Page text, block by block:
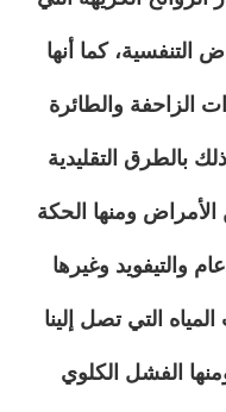
كما أنها
الزاحفة والطائرة
بالطرق التقليدية
ومنها الحكة
والتيفويد وغيرها
التي تصل إلينا
الفشل الكلوي